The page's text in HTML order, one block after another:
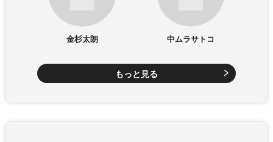
金杉太朗 中ムラサトコ
もっと見る